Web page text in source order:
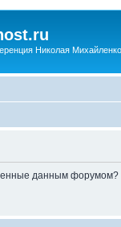
Николая Михайленко
данным форумом?